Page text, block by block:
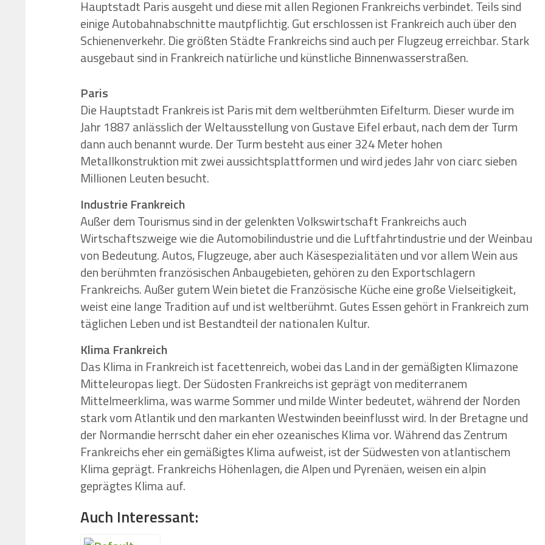
Hauptstadt Paris ausgeht und diese mit allen Regionen Frankreichs verbindet. Teils sind
einige Autobahnabschnitte mautpflichtig. Gut erschlossen ist Frankreich auch über den
Schienenverkehr. Die größten Städte Frankreichs sind auch per Flugzeug erreichbar. Stark
ausgebaut sind in Frankreich natürliche und künstliche Binnenwasserstraßen.
Paris
Die Hauptstadt Frankreis ist Paris mit dem weltberühmten Eifelturm. Dieser wurde im
Jahr 1887 anlässlich der Weltausstellung von Gustave Eifel erbaut, nach dem der Turm
dann auch benannt wurde. Der Turm besteht aus einer 324 Meter hohen
Metallkonstruktion mit zwei aussichtsplattformen und wird jedes Jahr von ciarc sieben
Millionen Leuten besucht.
Industrie Frankreich
Außer dem Tourismus sind in der gelenkten Volkswirtschaft Frankreichs auch
Wirtschaftszweige wie die Automobilindustrie und die Luftfahrtindustrie und der Weinbau
von Bedeutung. Autos, Flugzeuge, aber auch Käsespezialitäten und vor allem Wein aus
den berühmten französischen Anbaugebieten, gehören zu den Exportschlagern
Frankreichs. Außer gutem Wein bietet die Französische Küche eine große Vielseitigkeit,
weist eine lange Tradition auf und ist weltberühmt. Gutes Essen gehört in Frankreich zum
täglichen Leben und ist Bestandteil der nationalen Kultur.
Klima Frankreich
Das Klima in Frankreich ist facettenreich, wobei das Land in der gemäßigten Klimazone
Mitteleuropas liegt. Der Südosten Frankreichs ist geprägt von mediterranem
Mittelmeerklima, was warme Sommer und milde Winter bedeutet, während der Norden
stark vom Atlantik und den markanten Westwinden beeinflusst wird. In der Bretagne und
der Normandie herrscht daher ein eher ozeanisches Klima vor. Während das Zentrum
Frankreichs eher ein gemäßigtes Klima aufweist, ist der Südwesten von atlantischem
Klima geprägt. Frankreichs Höhenlagen, die Alpen und Pyrenäen, weisen ein alpin
geprägtes Klima auf.
Auch Interessant: